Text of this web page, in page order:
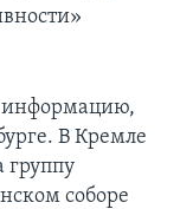
информацию,
В Кремле
группу
соборе